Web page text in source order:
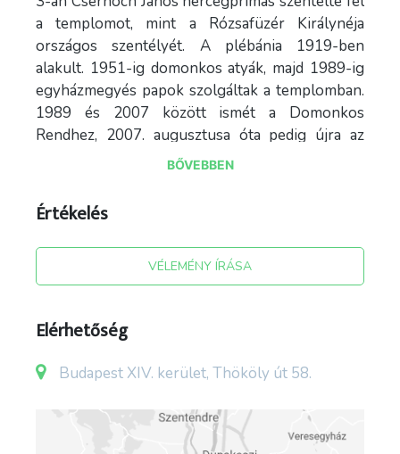
a templomot, mint a Rózsafüzér Királynéja
országos szentélyét. A plébánia 1919-ben
alakult. 1951-ig domonkos atyák, majd 1989-ig
egyházmegyés papok szolgáltak a templomban.
1989 és 2007 között ismét a Domonkos
Rendhez, 2007. augusztusa óta pedig újra az
Esztergom-Budapesti Főegyházmegyéhez
Királynéja Plébánia néven).
toronnyal rendelkező, félkörös apszissal ellátott,
latinkereszt alaprajzú, egyhajós, 4000 ember
47 m, szélessége 30 m, magassága 22 m, tornya
Möller István tervezte carrarai márványból,
Jézussal, balra Szent Domonkos, amint átveszi a
szentolvasót, jobbra Siennai Szent Katalin,
BŐVEBBEN
Értékelés
VÉLEMÉNY ÍRÁSA
Elérhetőség
Budapest XIV. kerület, Thököly út 58.